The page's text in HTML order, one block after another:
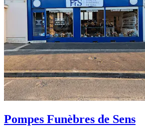
Pompes Funèbres de Sens